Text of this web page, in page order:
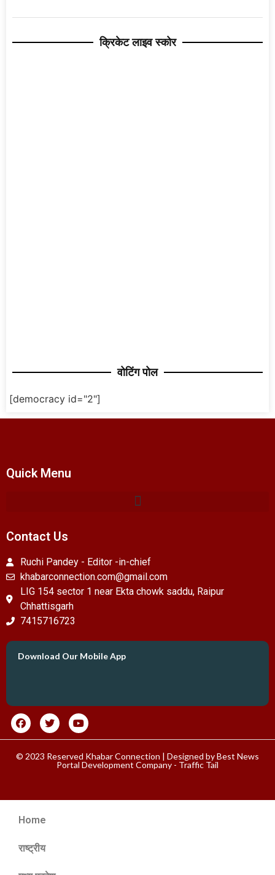
क्रिकेट लाइव स्कोर
वोटिंग पोल
[democracy id="2"]
Quick Menu
Contact Us
Ruchi Pandey - Editor -in-chief
khabarconnection.com@gmail.com
LIG 154 sector 1 near Ekta chowk saddu, Raipur
Chhattisgarh
7415716723
Download Our Mobile App
© 2023 Reserved Khabar Connection | Designed byBest News
Portal Development Company - Traffic Tail
Home
राष्ट्रीय